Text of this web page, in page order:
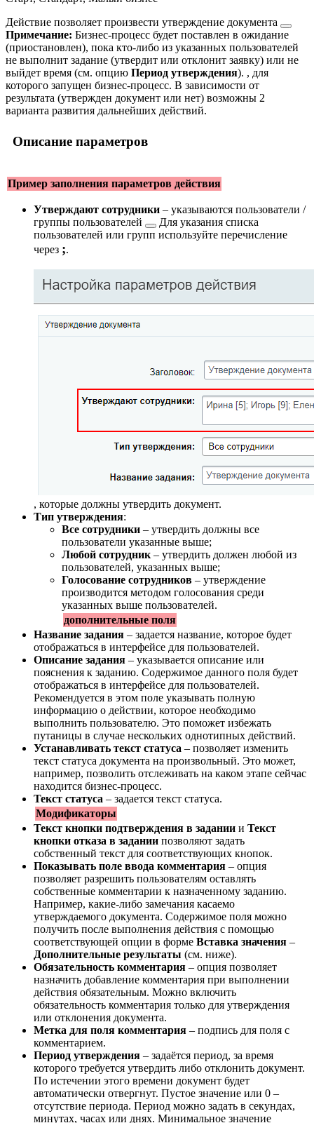
Действие позволяет произвести утверждение документа
Примечание: Бизнес-процесс будет поставлен в ожидание
(приостановлен), пока кто-либо из указанных пользователей
не выполнит задание (утвердит или отклонит заявку) или не
выйдет время (см. опцию Период утверждения). , для
которого запущен бизнес-процесс. В зависимости от
результата (утвержден документ или нет) возможны 2
варианта развития дальнейших действий.
Описание параметров
Пример заполнения параметров действия
Утверждают сотрудники – указываются пользователи /
группы пользователей
Для указания списка
пользователей или групп используйте перечисление
через ;.
, которые должны утвердить документ.
Тип утверждения:
Все сотрудники – утвердить должны все
пользователи указанные выше;
Любой сотрудник – утвердить должен любой из
пользователей, указанных выше;
Голосование сотрудников – утверждение
производится методом голосования среди
указанных выше пользователей.
дополнительные поля
Название задания – задается название, которое будет
отображаться в интерфейсе для пользователей.
Описание задания – указывается описание или
пояснения к заданию. Содержимое данного поля будет
отображаться в интерфейсе для пользователей.
Рекомендуется в этом поле указывать полную
информацию о действии, которое необходимо
выполнить пользователю. Это поможет избежать
путаницы в случае нескольких однотипных действий.
Устанавливать текст статуса – позволяет изменить
текст статуса документа на произвольный. Это может,
например, позволить отслеживать на каком этапе сейчас
находится бизнес-процесс.
Текст статуса – задается текст статуса.
Модификаторы
Текст кнопки подтверждения в задании и Текст
кнопки отказа в задании позволяют задать
собственный текст для соответствующих кнопок.
Показывать поле ввода комментария – опция
позволяет разрешить пользователям оставлять
собственные комментарии к назначенному заданию.
Например, какие-либо замечания касаемо
утверждаемого документа. Содержимое поля можно
получить после выполнения действия с помощью
соответствующей опции в форме Вставка значения –
Дополнительные результаты (см. ниже).
Обязательность комментария – опция позволяет
назначить добавление комментария при выполнении
действия обязательным. Можно включить
обязательность комментария только для утверждения
или отклонения документа.
Метка для поля комментария – подпись для поля с
комментарием.
Период утверждения – задаётся период, за время
которого требуется утвердить либо отклонить документ.
По истечении этого времени документ будет
автоматически отвергнут. Пустое значение или 0 –
отсутствие периода. Период можно задать в секундах,
минутах, часах или днях. Минимальное значение